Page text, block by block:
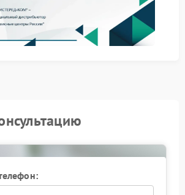
Testo использует оригинальные
и соблюдает заводские допуски,
и безопасности
нагрузок;
срок службы тепловизора
измерений.